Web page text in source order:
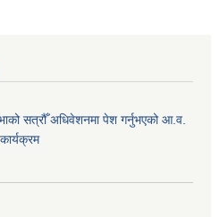
सत्रौँ अधिवेशनमा पेश गर्नुभएको आ.व.